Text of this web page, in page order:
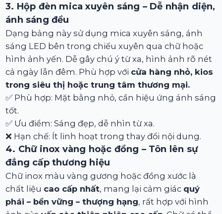
3. Hộp đèn mica xuyên sáng – Dễ nhận diện,
ánh sáng đều
Dạng bảng này sử dụng mica xuyên sáng, ánh
sáng LED bên trong chiếu xuyên qua chữ hoặc
hình ảnh yến. Dễ gây chú ý từ xa, hình ảnh rõ nét
cả ngày lẫn đêm. Phù hợp với cửa hàng nhỏ, kios
trong siêu thị hoặc trung tâm thương mại.
✅ Phù hợp: Mặt bằng nhỏ, cần hiệu ứng ánh sáng
tốt.
✅ Ưu điểm: Sáng đẹp, dễ nhìn từ xa.
❌ Hạn chế: Ít linh hoạt trong thay đổi nội dung.
4. Chữ inox vàng hoặc đồng – Tôn lên sự
đẳng cấp thương hiệu
Chữ inox màu vàng gương hoặc đồng xước là
chất liệu cao cấp nhất, mang lại cảm giác quý
phái – bền vững – thượng hạng, rất hợp với hình